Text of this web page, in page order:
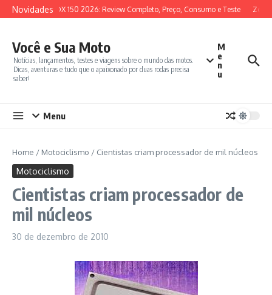
Ir para o conteúdo
Novidades
SYM ADX 150 2026: Review Completo, Preço, Consumo e Teste
Você e Sua Moto
Notícias, lançamentos, testes e viagens sobre o mundo das motos.
Dicas, aventuras e tudo que o apaixonado por duas rodas precisa
saber!
M
e
n
u
Menu
Home / Motociclismo / Cientistas criam processador de mil núcleos
Motociclismo
Cientistas criam processador de
mil núcleos
30 de dezembro de 2010